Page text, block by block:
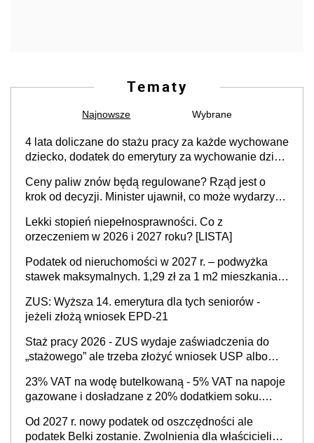
Tematy
Najnowsze Wybrane
4 lata doliczane do stażu pracy za każde wychowane
dziecko, dodatek do emerytury za wychowanie dzieci
stanowisko sejmowej komisji
Ceny paliw znów będą regulowane? Rząd jest o
krok od decyzji. Minister ujawnił, co może wydarzyć
Lekki stopień niepełnosprawności. Co z
orzeczeniem w 2026 i 2027 roku? [LISTA]
Podatek od nieruchomości w 2027 r. – podwyżka
stawek maksymalnych. 1,29 zł za 1 m2 mieszkania,
prowadzeniem działalności gospodarczej
ZUS: Wyższa 14. emerytura dla tych seniorów -
jeżeli złożą wniosek EPD-21
Staż pracy 2026 - ZUS wydaje zaświadczenia do
„stażowego” ale trzeba złożyć wniosek USP albo
zaświadczenie z ZUS?
23% VAT na wodę butelkowaną - 5% VAT na napoje
gazowane i dosładzane z 20% dodatkiem soku.
wodę a nie niezdrowe napoje?
Od 2027 r. nowy podatek od oszczędności ale
podatek Belki zostanie. Zwolnienia dla właścicieli